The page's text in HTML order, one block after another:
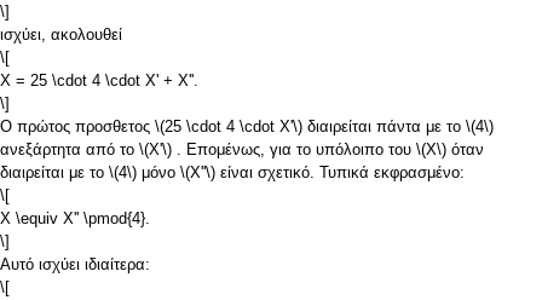
\]
ισχύει, ακολουθεί
\[
X = 25 \cdot 4 \cdot X' + X''.
\]
Ο πρώτος προσθετος \(25 \cdot 4 \cdot X'\) διαιρείται πάντα με το \(4\)
ανεξάρτητα από το \(X'\) . Επομένως, για το υπόλοιπο του \(X\) όταν
διαιρείται με το \(4\) μόνο \(X''\) είναι σχετικό. Τυπικά εκφρασμένο:
\[
X \equiv X'' \pmod{4}.
\]
Αυτό ισχύει ιδιαίτερα:
\[